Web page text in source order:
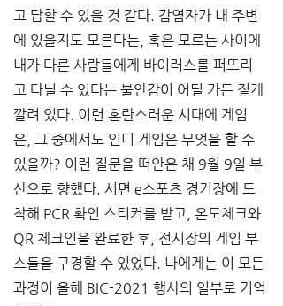
고 답할 수 있을 것 같다. 감염자가 내 주변
에 있을지도 모른다는, 혹은 모르는 사이에
내가 다른 사람들에게 바이러스를 퍼뜨리
고 다닐 수 있다는 불안감이 어딜 가든 짙게
깔려 있다. 이런 혼란스러운 시대에 게임
은, 그 중에서도 인디 게임은 무엇을 할 수
있을까? 이런 질문을 떠안은 채 9월 9일 부
산으로 향했다. 서면 e스포츠 경기장에 도
착해 PCR 확인 스티커를 받고, 온도체크와
QR 체크인을 완료한 후, 전시장의 게임 부
스들을 구경할 수 있었다. 나에게는 이 모든
과정이 올해 BIC-2021 행사의 일부로 기억